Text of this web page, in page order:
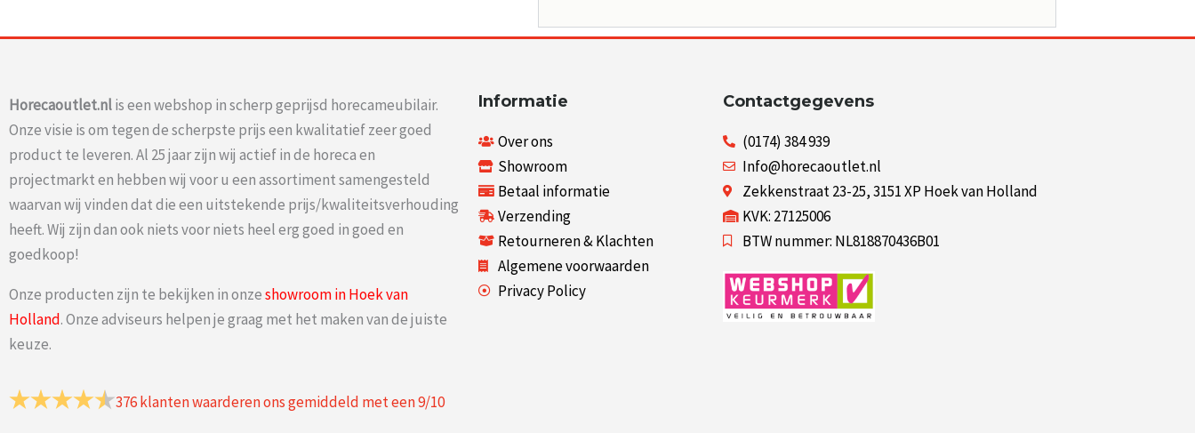
Horecaoutlet.nlis een webshop in scherp geprijsd horecameubilair.
Onze visie is om tegen de scherpste prijs een kwalitatief zeer goed
product te leveren. Al 25 jaar zijn wij actief in de horeca en
projectmarkt en hebben wij voor u een assortiment samengesteld
waarvan wij vinden dat die een uitstekende prijs/kwaliteitsverhouding
heeft. Wij zijn dan ook niets voor niets heel erg goed in goed en
goedkoop!
Onze producten zijn te bekijken in onzeshowroom in Hoek van
Holland. Onze adviseurs helpen je graag met het maken van de juiste
keuze.
376klanten waarderen ons gemiddeld met een9/10
Informatie
Over ons
Showroom
Betaal informatie
Verzending
Retourneren & Klachten
Algemene voorwaarden
Privacy Policy
Contactgegevens
(0174) 384 939
Info@horecaoutlet.nl
Zekkenstraat 23-25, 3151 XP Hoek van Holland
KVK: 27125006
BTW nummer: NL818870436B01